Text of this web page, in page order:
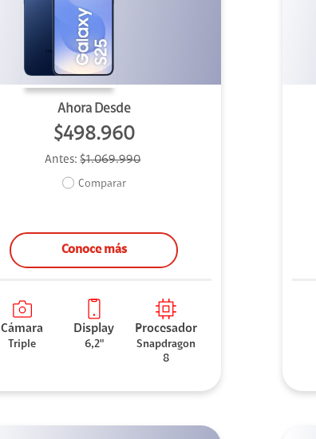
Ahora Desde
$498.960
Antes:$1.069.990
Comparar
Conoce más
Cámara
Triple
Display
6,2"
Procesador
Snapdragon
8